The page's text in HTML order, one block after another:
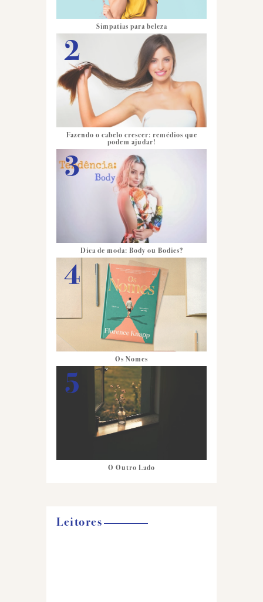
Simpatias para beleza
Fazendo o cabelo crescer: remédios que
podem ajudar!
Dica de moda: Body ou Bodies?
Os Nomes
O Outro Lado
Leitores